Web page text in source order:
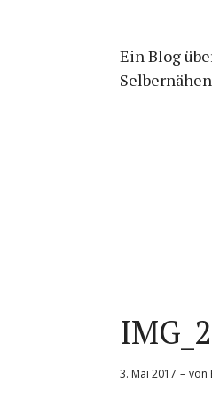
Ein Blog
Selbernähen
3. Mai 2017 von